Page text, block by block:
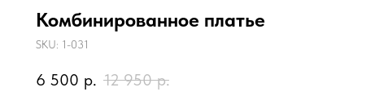
Комбинированное платье
SKU: 1-031
6 500 р. 12 950 р.